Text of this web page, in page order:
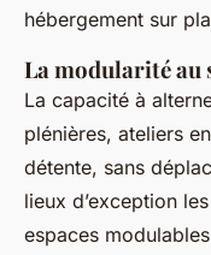
hébergement sur
La modularité au
La capacité à
plénières, ateliers
détente, sans
lieux d’exception
espaces